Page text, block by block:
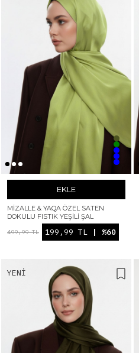
EKLE
MIZALLE & YAQA ÖZEL SATEN
DOKULU FISTIK YEŞILI ŞAL
499,99 TL 199,99 TL | %60
YENI